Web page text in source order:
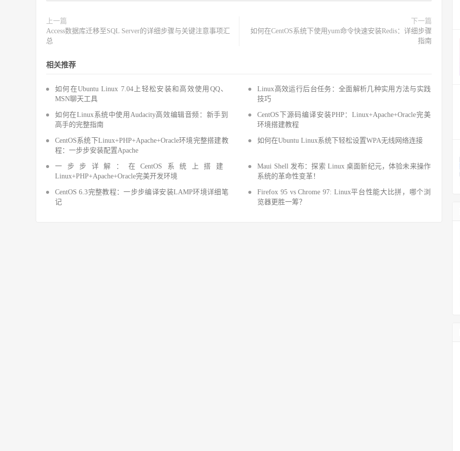
上一篇
Access数据库迁移至SQL Server的详细步骤与关键注意事项汇
总
下一篇
如何在CentOS系统下使用yum命令快速安装Redis：详细步骤
指南
相关推荐
如何在Ubuntu Linux 7.04上轻松安装和高效使用QQ、
MSN聊天工具
Linux高效运行后台任务：全面解析几种实用方法与实践
技巧
如何在Linux系统中使用Audacity高效编辑音频：新手到
高手的完整指南
CentOS下源码编译安装PHP：Linux+Apache+Oracle完美
环境搭建教程
CentOS系统下Linux+PHP+Apache+Oracle环境完整搭建教
程：一步步安装配置Apache
如何在Ubuntu Linux系统下轻松设置WPA无线网络连接
一步步详解：在CentOS系统上搭建
Linux+PHP+Apache+Oracle完美开发环境
Maui Shell 发布：探索 Linux 桌面新纪元，体验未来操作
系统的革命性变革！
CentOS 6.3完整教程：一步步编译安装LAMP环境详细笔
记
Firefox 95 vs Chrome 97: Linux平台性能大比拼，哪个浏
览器更胜一筹？